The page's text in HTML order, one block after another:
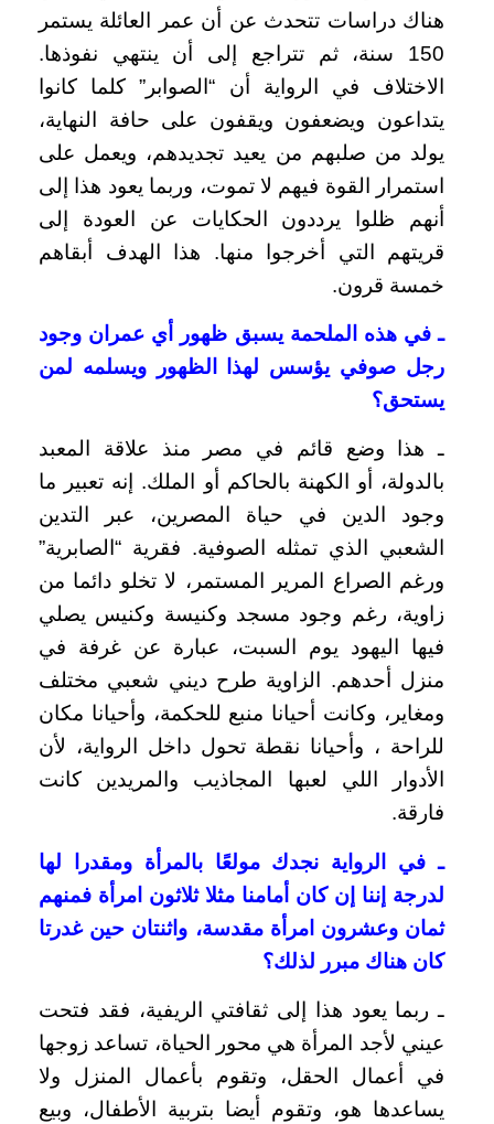
هناك دراسات تتحدث عن أن عمر العائلة يستمر
150 سنة، ثم تتراجع إلى أن ينتهي نفوذها.
الاختلاف في الرواية أن “الصوابر” كلما كانوا
يتداعون ويضعفون ويقفون على حافة النهاية،
يولد من صلبهم من يعيد تجديدهم، ويعمل على
استمرار القوة فيهم لا تموت، وربما يعود هذا إلى
أنهم ظلوا يرددون الحكايات عن العودة إلى
قريتهم التي أخرجوا منها. هذا الهدف أبقاهم
خمسة قرون.
ـ في هذه الملحمة يسبق ظهور أي عمران وجود
رجل صوفي يؤسس لهذا الظهور ويسلمه لمن
يستحق؟
ـ هذا وضع قائم في مصر منذ علاقة المعبد
بالدولة، أو الكهنة بالحاكم أو الملك. إنه تعبير ما
وجود الدين في حياة المصرين، عبر التدين
الشعبي الذي تمثله الصوفية. فقرية “الصابرية”
ورغم الصراع المرير المستمر، لا تخلو دائما من
زاوية، رغم وجود مسجد وكنيسة وكنيس يصلي
فيها اليهود يوم السبت، عبارة عن غرفة في
منزل أحدهم. الزاوية طرح ديني شعبي مختلف
ومغاير، وكانت أحيانا منبع للحكمة، وأحيانا مكان
للراحة ، وأحيانا نقطة تحول داخل الرواية، لأن
الأدوار اللي لعبها المجاذيب والمريدين كانت
فارقة.
ـ في الرواية نجدك مولعًا بالمرأة ومقدرا لها
لدرجة إننا إن كان أمامنا مثلا ثلاثون امرأة فمنهم
ثمان وعشرون امرأة مقدسة، واثنتان حين غدرتا
كان هناك مبرر لذلك؟
ـ ربما يعود هذا إلى ثقافتي الريفية، فقد فتحت
عيني لأجد المرأة هي محور الحياة، تساعد زوجها
في أعمال الحقل، وتقوم بأعمال المنزل ولا
يساعدها هو، وتقوم أيضا بتربية الأطفال، وبيع